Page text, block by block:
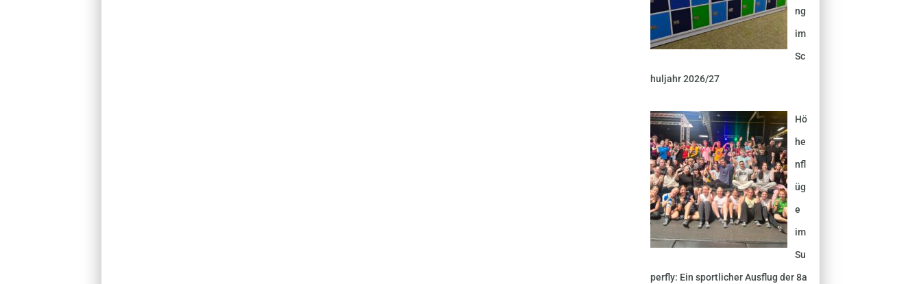
ng
im
Sc
huljahr 2026/27
Hö
he
nfl
üg
e
im
Su
perfly: Ein sportlicher Ausflug der 8a